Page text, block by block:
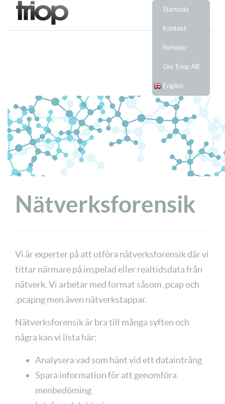
Startsida
Kontakt
Nyheter
Om Triop AB
English
Nätverksforensik
Vi är experter på att utföra nätverksforensik där vi
tittar närmare på inspelad eller realtidsdata från
nätverk. Vi arbetar med format såsom .pcap och
.pcapng men även nätverkstappar.
Nätverksforensik är bra till många syften och
några kan vi lista här:
Analysera vad som hänt vid ett dataintrång
Spara information för att genomföra
menbedöming